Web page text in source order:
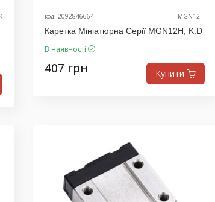
код: 2092846664 MGN12H
Каретка Мініатюрна Серії MGN12H, K.D
В наявності
407 грн Купити